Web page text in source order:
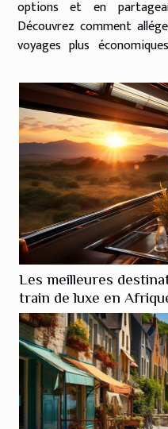
options et en
Découvrez comment
voyages plus
Les meilleures
train de luxe en